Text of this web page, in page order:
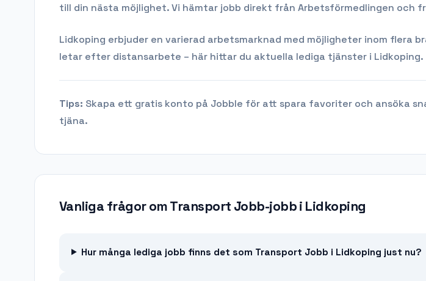
till din nästa möjlighet. Vi hämtar jobb direkt från Arbetsförmedlingen och
Lidkoping erbjuder en varierad arbetsmarknad med möjligheter inom flera
letar efter distansarbete – här hittar du aktuella lediga tjänster i Lidkoping.
Tips: Skapa ett gratis konto på Jobble för att spara favoriter och ansöka
tjäna.
Vanliga frågor omTransport Jobb-jobbi Lidkoping
Hur många lediga jobb finns det som Transport Jobb i Lidkoping just nu?